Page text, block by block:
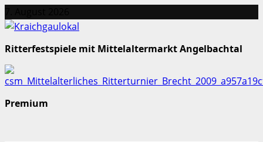
Inhalt
Ritterfestspiele mit Mittelaltermarkt Angelbachtal
Premium